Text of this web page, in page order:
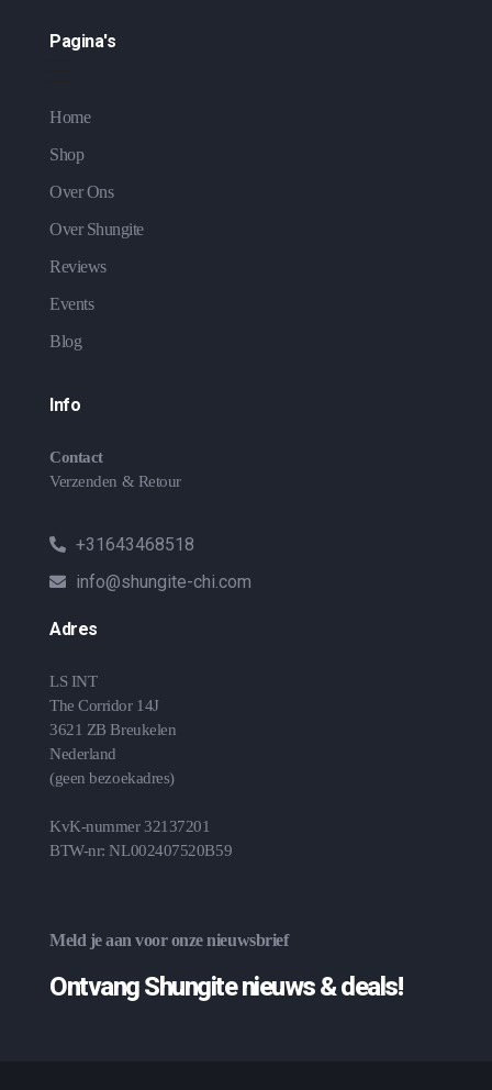
Pagina's
Home
Shop
Over Ons
Over Shungite
Reviews
Events
Blog
Info
Contact
Verzenden & Retour
+31643468518
info@shungite-chi.com
Adres
LS INT
The Corridor 14J
3621 ZB Breukelen
Nederland
(geen bezoekadres)
KvK-nummer 32137201
BTW-nr: NL002407520B59
Meld je aan voor onze nieuwsbrief
Ontvang Shungite nieuws & deals!